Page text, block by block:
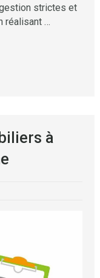
strictes et
réalisant …
à